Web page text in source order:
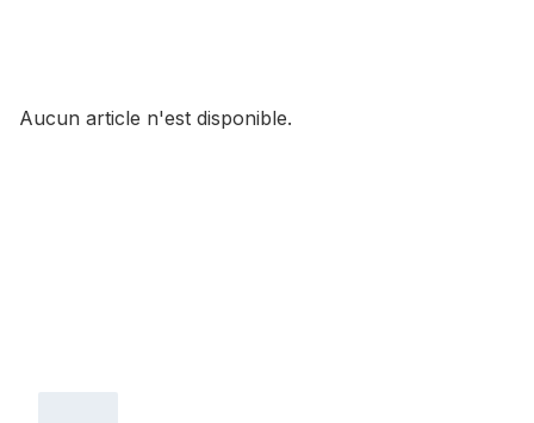
Aucun article n'est disponible.